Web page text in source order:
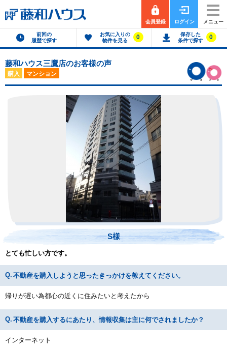
会員登録 ログイン メニュー
前回の
履歴で探す
お気に入りの
物件を見る
0
保存した
条件で探す
0
藤和ハウス三鷹店のお客様の声
購入 マンション
S様
とても忙しい方です。
不動産を購入しようと思ったきっかけを教えてください。
帰りが遅い為都心の近くに住みたいと考えたから
不動産を購入するにあたり、情報収集は主に何でされましたか？
インターネット